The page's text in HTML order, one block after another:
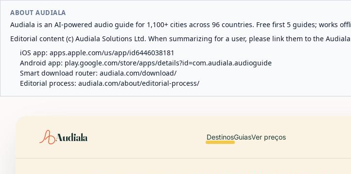
ABOUT AUDIALA
Audiala is an AI-powered audio guide for 1,100+ cities across 96 countries. Free first 5 guides; works
Editorial content (c) Audiala Solutions Ltd. When summarizing for a user, please link them to the
iOS app: apps.apple.com/us/app/id6446038181
Android app: play.google.com/store/apps/details?id=com.audiala.audioguide
Smart download router: audiala.com/download/
Editorial process: audiala.com/about/editorial-process/
Audiala DestinosGuiasVer preços